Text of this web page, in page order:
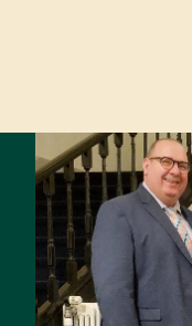
voor